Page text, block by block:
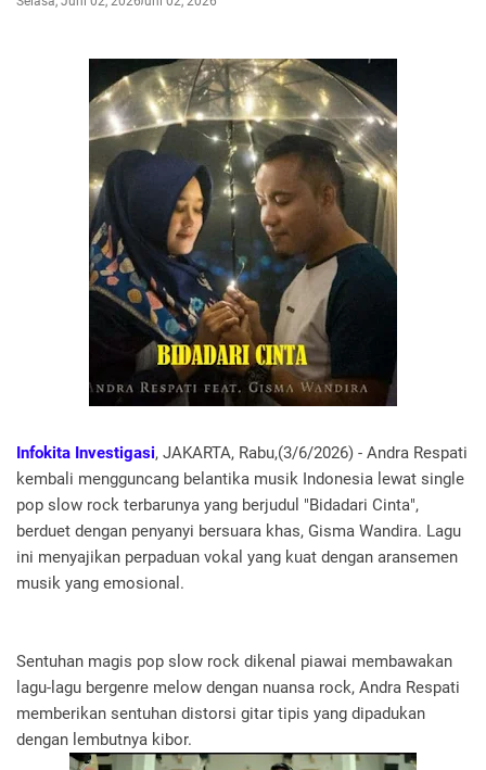
Infokita Investigasi, JAKARTA, Rabu,(3/6/2026) - Andra Respati
kembali mengguncang belantika musik Indonesia lewat single
pop slow rock terbarunya yang berjudul "Bidadari Cinta",
berduet dengan penyanyi bersuara khas, Gisma Wandira. Lagu
ini menyajikan perpaduan vokal yang kuat dengan aransemen
musik yang emosional.
Sentuhan magis pop slow rock dikenal piawai membawakan
lagu-lagu bergenre melow dengan nuansa rock, Andra Respati
memberikan sentuhan distorsi gitar tipis yang dipadukan
dengan lembutnya kibor.